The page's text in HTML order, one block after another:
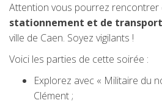
Attention vous pourrez rencontrer
stationnement et de transport
ville de Caen. Soyez vigilants !
Voici les parties de cette soirée :
Explorez avec « Militaire du
Clément ;